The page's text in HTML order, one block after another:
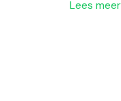
Lees meer